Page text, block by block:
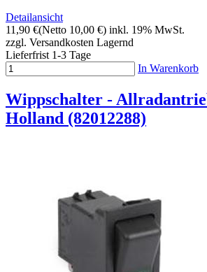
Detailansicht
11,90 €(Netto 10,00 €) inkl. 19% MwSt.
zzgl. Versandkosten Lagernd
Lieferfrist 1-3 Tage
In Warenkorb
Wippschalter -
Holland (82012288)